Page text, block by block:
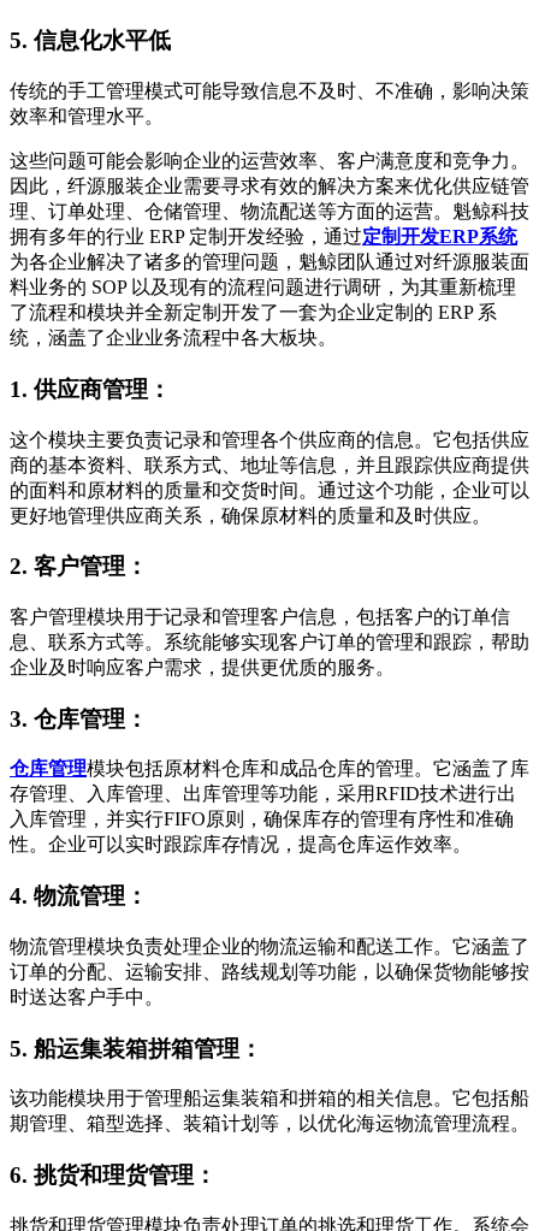
5. 信息化水平低
传统的手工管理模式可能导致信息不及时、不准确，影响决策
效率和管理水平。
这些问题可能会影响企业的运营效率、客户满意度和竞争力。
因此，纤源服装企业需要寻求有效的解决方案来优化供应链管
理、订单处理、仓储管理、物流配送等方面的运营。魁鲸科技
拥有多年的行业 ERP 定制开发经验，通过定制开发ERP系统
为各企业解决了诸多的管理问题，魁鲸团队通过对纤源服装面
料业务的 SOP 以及现有的流程问题进行调研，为其重新梳理
了流程和模块并全新定制开发了一套为企业定制的 ERP 系
统，涵盖了企业业务流程中各大板块。
1. 供应商管理：
这个模块主要负责记录和管理各个供应商的信息。它包括供应
商的基本资料、联系方式、地址等信息，并且跟踪供应商提供
的面料和原材料的质量和交货时间。通过这个功能，企业可以
更好地管理供应商关系，确保原材料的质量和及时供应。
2. 客户管理：
客户管理模块用于记录和管理客户信息，包括客户的订单信
息、联系方式等。系统能够实现客户订单的管理和跟踪，帮助
企业及时响应客户需求，提供更优质的服务。
3. 仓库管理：
仓库管理模块包括原材料仓库和成品仓库的管理。它涵盖了库
存管理、入库管理、出库管理等功能，采用RFID技术进行出
入库管理，并实行FIFO原则，确保库存的管理有序性和准确
性。企业可以实时跟踪库存情况，提高仓库运作效率。
4. 物流管理：
物流管理模块负责处理企业的物流运输和配送工作。它涵盖了
订单的分配、运输安排、路线规划等功能，以确保货物能够按
时送达客户手中。
5. 船运集装箱拼箱管理：
该功能模块用于管理船运集装箱和拼箱的相关信息。它包括船
期管理、箱型选择、装箱计划等，以优化海运物流管理流程。
6. 挑货和理货管理：
挑货和理货管理模块负责处理订单的挑选和理货工作。系统会